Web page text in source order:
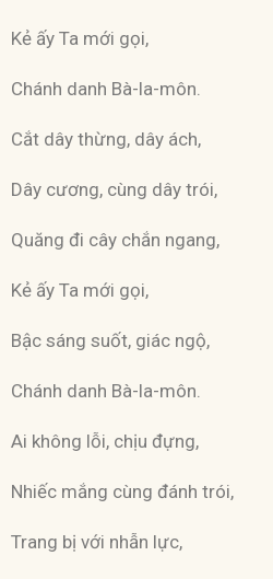
Kẻ ấy Ta mới gọi,
Chánh danh Bà-la-môn.
Cắt dây thừng, dây ách,
Dây cương, cùng dây trói,
Quăng đi cây chắn ngang,
Kẻ ấy Ta mới gọi,
Bậc sáng suốt, giác ngộ,
Chánh danh Bà-la-môn.
Ai không lỗi, chịu đựng,
Nhiếc mắng cùng đánh trói,
Trang bị với nhẫn lực,